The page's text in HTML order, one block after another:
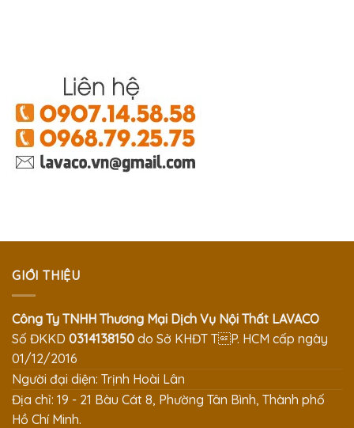
GIỚI THIỆU
Công Ty TNHH Thương Mại Dịch Vụ Nội Thất LAVACO
Số ĐKKD 0314138150 do Sở KHĐT TP. HCM cấp ngày
01/12/2016
Người đại diện: Trịnh Hoài Lân
Địa chỉ: 19 - 21 Bàu Cát 8, Phường Tân Bình, Thành phố
Hồ Chí Minh.